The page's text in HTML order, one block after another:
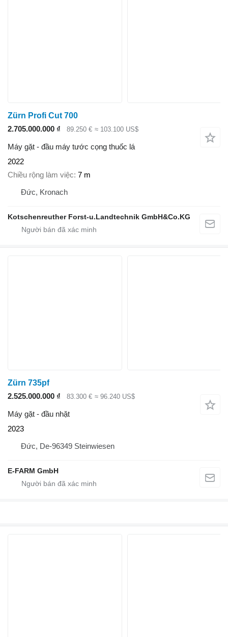
Zürn Profi Cut 700
2.705.000.000 ₫
89.250 € ≈ 103.100 US$
Máy gặt - đầu máy tước cọng thuốc lá
2022
Chiều rộng làm việc 7 m
Đức, Kronach
Kotschenreuther Forst-u.Landtechnik GmbH&Co.KG
Zürn 735pf
2.525.000.000 ₫
83.300 € ≈ 96.240 US$
Máy gặt - đầu nhặt
2023
Đức, De-96349 Steinwiesen
E-FARM GmbH